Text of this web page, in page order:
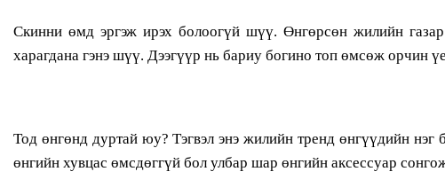
Скинни өмд эргэж ирэх болоогүй шүү. Өнгөрсөн жилийн
харагдана гэнэ шүү. Дээгүүр нь бариу богино топ өмсөж орчин
Тод өнгөнд дуртай юу? Тэгвэл энэ жилийн тренд өнгүүдийн
өнгийн хувцас өмсдөггүй бол улбар шар өнгийн аксессуар